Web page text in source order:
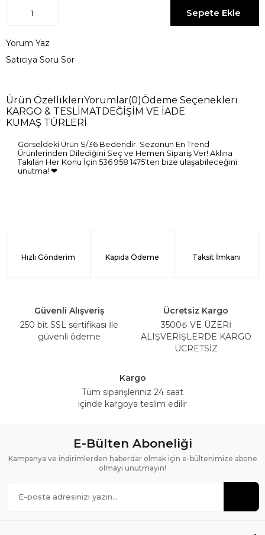
Yorum Yaz
Satıcıya Soru Sor
Ürün ÖzellikleriYorumlar(0)Ödeme Seçenekleri
KARGO & TESLİMAT DEĞİŞİM VE İADE
KUMAŞ TÜRLERİ
Görseldeki Ürün S/36 Bedendir. Sezonun En Trend
Ürünlerinden Dilediğini Seç ve Hemen Sipariş Ver! Aklına
Takılan Her Konu İçin 536 958 1475’ten bize ulaşabileceğini
unutma! ❤
Hızlı Gönderim Kapıda Ödeme Taksit İmkanı
Güvenli Alışveriş
250 bit SSL sertifikası İle
güvenli ödeme
Ücretsiz Kargo
3500₺ VE ÜZERİ
ALIŞVERİŞLERDE KARGO
ÜCRETSİZ
Kargo
Tüm siparişleriniz 24 saat
içinde kargoya teslim edilir
E-Bülten Aboneliği
Kampanya ve indirimlerden haberdar olmak için e-bültenimize abone
olmayı unutmayın!